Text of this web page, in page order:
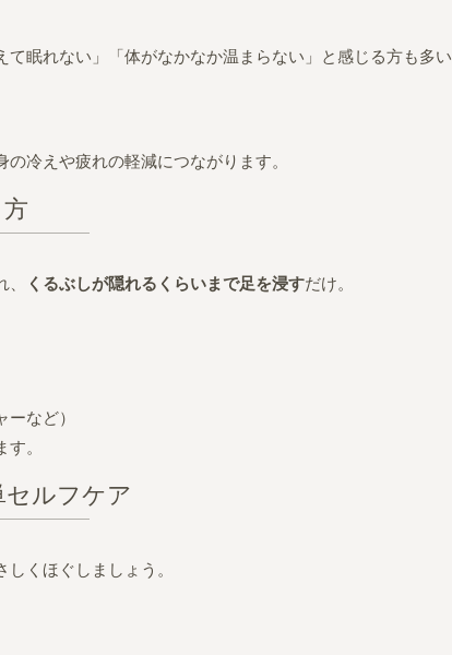
眠れない」「体がなかなか温まらない」と感じる方も多い
冷えや疲れの軽減につながります。
くるぶしが隠れるくらいまで足を浸すだけ。
など）
。
ルフケア
くほぐしましょう。